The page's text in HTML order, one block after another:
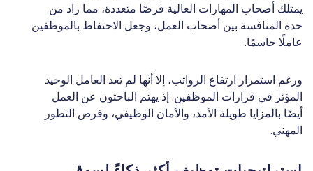
يمتلك أصحاب المهارات العالية فرصًا متعددة، مما زاد من
حدة المنافسة بين أصحاب العمل، وجعل الاحتفاظ بالموظفين
عاملًا حاسمًا.
ورغم استمرار ارتفاع الرواتب، إلا أنها لم تعد العامل الوحيد
المؤثر في قرارات الموظفين. إذ يهتم الباحثون عن العمل
أيضًا بالمزايا طويلة الأمد، والأمان الوظيفي، وفرص التطور
المهني.